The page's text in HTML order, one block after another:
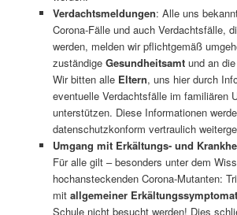
Verdachtsmeldungen: Alle uns
Corona-Fälle und auch Verdachtsfälle,
werden, melden wir pflichtgemäß
zuständige Gesundheitsamtund an die
Wir bitten alle Eltern, uns hier durch
eventuelle Verdachtsfälle im familiären
unterstützen. Diese Informationen
datenschutzkonform vertraulich
Umgang mit Erkältungs- und
Für alle gilt – besonders unter dem
hochansteckenden Corona-Mutanten:
mit allgemeiner
Schule nicht besucht werden! Dies